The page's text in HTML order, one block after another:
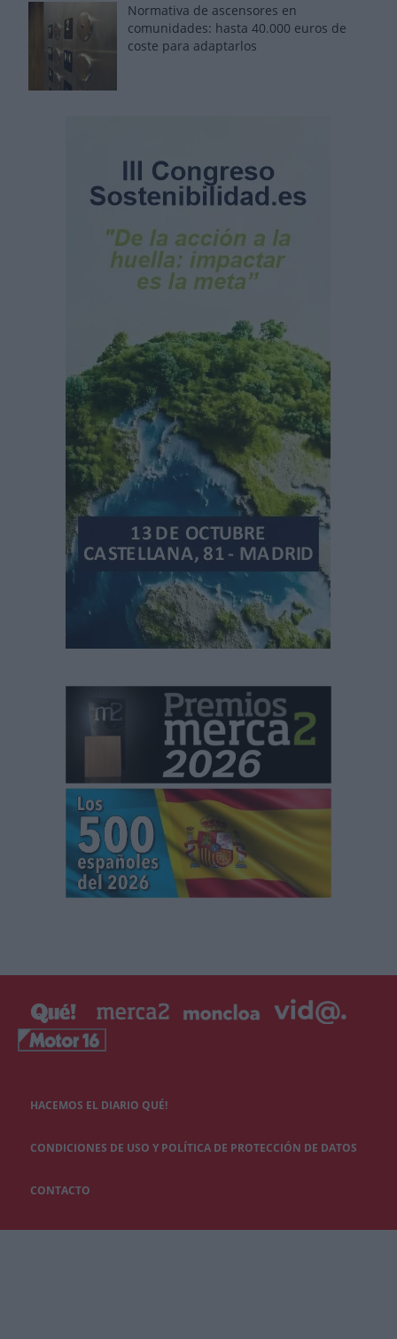
Normativa de ascensores en
comunidades: hasta 40.000 euros de
coste para adaptarlos
HACEMOS EL DIARIO QUÉ!
CONDICIONES DE USO Y POLÍTICA DE PROTECCIÓN DE DATOS
CONTACTO